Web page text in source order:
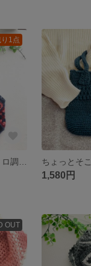
1点
1,580円
OUT